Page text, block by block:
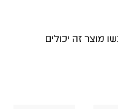
מוצר זה יכולים